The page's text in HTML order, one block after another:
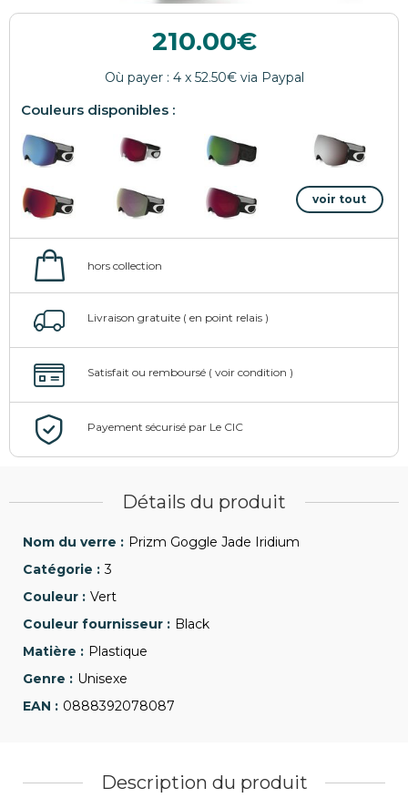
210.00
Détails du produit
Prizm Goggle Jade Iridium
3
Vert
Black
Plastique
Unisexe
0888392078087
Description du produit